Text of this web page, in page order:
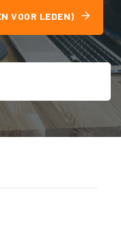
VOOR LEDEN)